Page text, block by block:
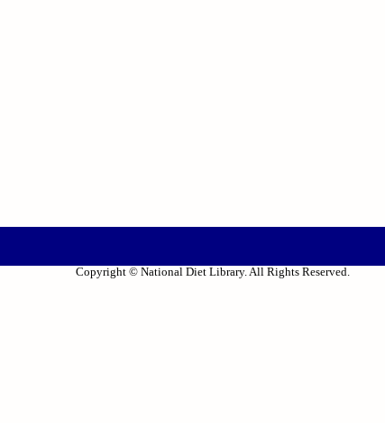
Copyright © National Diet Library. All Rights Reserved.